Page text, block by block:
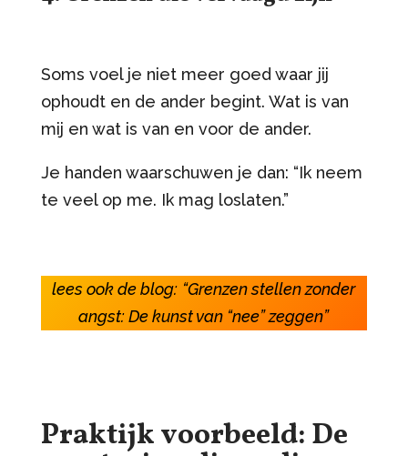
Soms voel je niet meer goed waar jij
ophoudt en de ander begint. Wat is van
mij en wat is van en voor de ander.
Je handen waarschuwen je dan: “Ik neem
te veel op me. Ik mag loslaten.”
lees ook de blog: “Grenzen stellen zonder
angst: De kunst van “nee” zeggen”
Praktijk voorbeeld: De